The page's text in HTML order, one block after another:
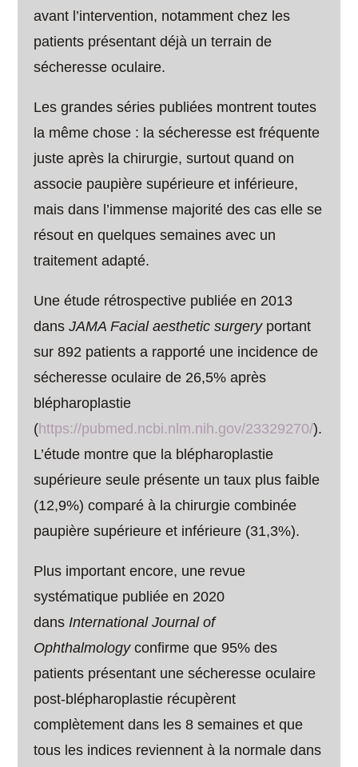
avant l’intervention, notamment chez les
patients présentant déjà un terrain de
sécheresse oculaire.
Les grandes séries publiées montrent toutes
la même chose : la sécheresse est fréquente
juste après la chirurgie, surtout quand on
associe paupière supérieure et inférieure,
mais dans l’immense majorité des cas elle se
résout en quelques semaines avec un
traitement adapté.
Une étude rétrospective publiée en 2013
dansJAMA Facial aesthetic surgeryportant
sur 892 patients a rapporté une incidence de
sécheresse oculaire de 26,5% après
blépharoplastie
(https://pubmed.ncbi.nlm.nih.gov/23329270/).
L’étude montre que la blépharoplastie
supérieure seule présente un taux plus faible
(12,9%) comparé à la chirurgie combinée
paupière supérieure et inférieure (31,3%).
Plus important encore, une revue
systématique publiée en 2020
dansInternational Journal of
Ophthalmologyconfirme que 95% des
patients présentant une sécheresse oculaire
post-blépharoplastie récupèrent
complètement dans les 8 semaines et que
tous les indices reviennent à la normale dans